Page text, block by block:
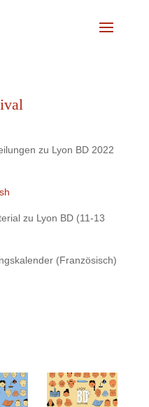
zu Lyon BD 2022
zu Lyon BD (11-13
(Französisch)